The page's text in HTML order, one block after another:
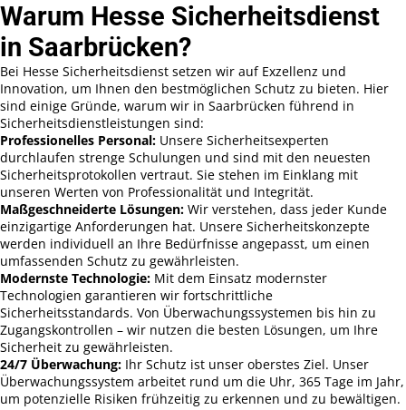
Warum Hesse Sicherheitsdienst
in Saarbrücken?
Bei Hesse Sicherheitsdienst setzen wir auf Exzellenz und
Innovation, um Ihnen den bestmöglichen Schutz zu bieten. Hier
sind einige Gründe, warum wir in Saarbrücken führend in
Sicherheitsdienstleistungen sind:
Professionelles Personal: Unsere Sicherheitsexperten
durchlaufen strenge Schulungen und sind mit den neuesten
Sicherheitsprotokollen vertraut. Sie stehen im Einklang mit
unseren Werten von Professionalität und Integrität.
Maßgeschneiderte Lösungen: Wir verstehen, dass jeder Kunde
einzigartige Anforderungen hat. Unsere Sicherheitskonzepte
werden individuell an Ihre Bedürfnisse angepasst, um einen
umfassenden Schutz zu gewährleisten.
Modernste Technologie: Mit dem Einsatz modernster
Technologien garantieren wir fortschrittliche
Sicherheitsstandards. Von Überwachungssystemen bis hin zu
Zugangskontrollen – wir nutzen die besten Lösungen, um Ihre
Sicherheit zu gewährleisten.
24/7 Überwachung: Ihr Schutz ist unser oberstes Ziel. Unser
Überwachungssystem arbeitet rund um die Uhr, 365 Tage im Jahr,
um potenzielle Risiken frühzeitig zu erkennen und zu bewältigen.